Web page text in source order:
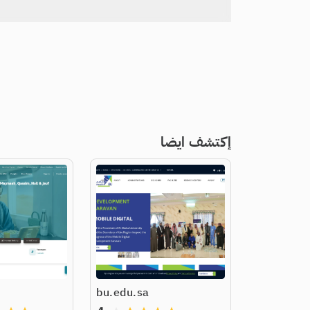
إكتشف ايضا
bu.edu.sa